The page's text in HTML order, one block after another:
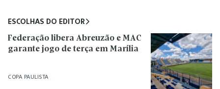
ESCOLHAS DO EDITOR
COPA PAULISTA
Federação libera Abreuzão e MAC
garante jogo de terça em Marília